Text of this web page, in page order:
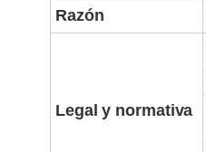
Razón
Legal y normativa